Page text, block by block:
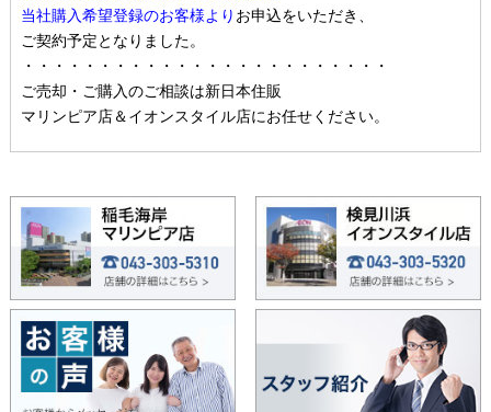
当社購入希望登録のお客様より お申込をいただき、
ご契約予定となりました。
・・・・・・・・・・・・・・・・・・・・・・・・
ご売却・ご購入のご相談は新日本住販
マリンピア店＆イオンスタイル店にお任せください。